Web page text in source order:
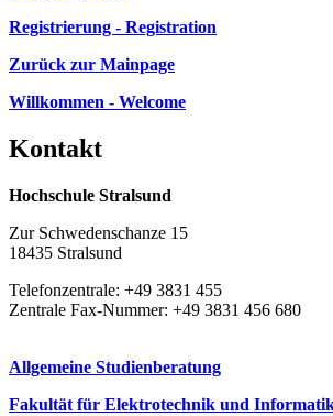
Schweden - Wirtschaftpartner im Ostseeraum |
Dänemark - Wirtschaftpartner im Ostseeraum
Schwerpunkt Dänemark)
Registrierung - Registration
Zurück zur Mainpage
Willkommen - Welcome
Kon­takt
Hochschule Stralsund
Zur Schwedenschanze 15
18435 Stralsund
Telefonzentrale: +49 3831 455
Zentrale Fax-Nummer: +49 3831 456 680
Allgemeine Studienberatung
Fakultät für Elektrotechnik und